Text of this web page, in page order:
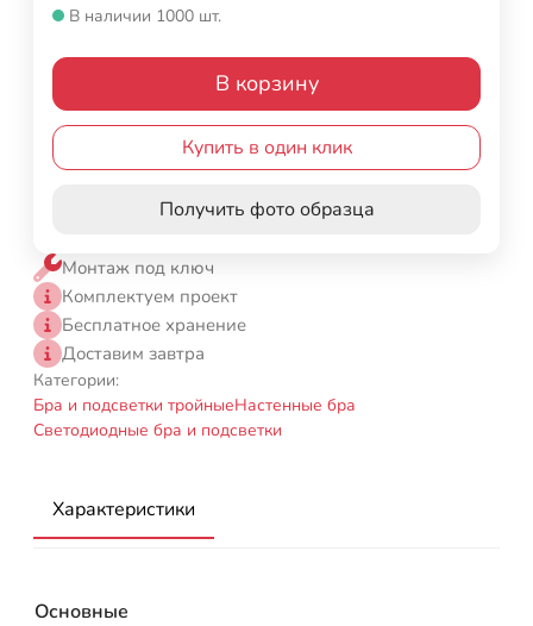
В наличии 1000 шт.
В корзину
Купить в один клик
Получить фото образца
Монтаж под ключ
Комплектуем проект
Бесплатное хранение
Доставим завтра
Категории:
Бра и подсветки тройныеНастенные бра
Светодиодные бра и подсветки
Характеристики
Основные